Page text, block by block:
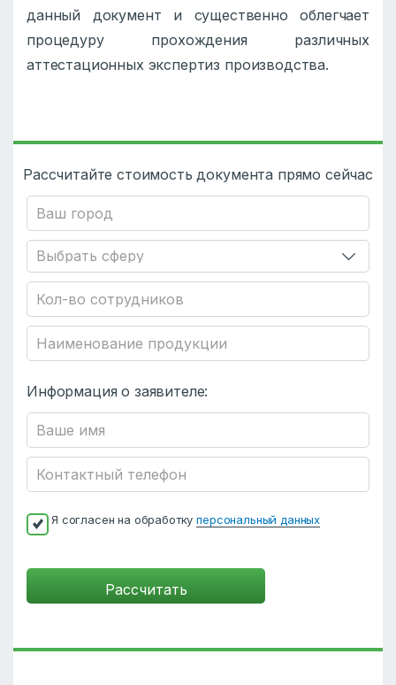
данный документ и существенно облегчает
процедуру прохождения различных
аттестационных экспертиз производства.
Рассчитайте стоимость документа прямо сейчас
Информация о заявителе:
Я согласен на обработкуперсональный данных